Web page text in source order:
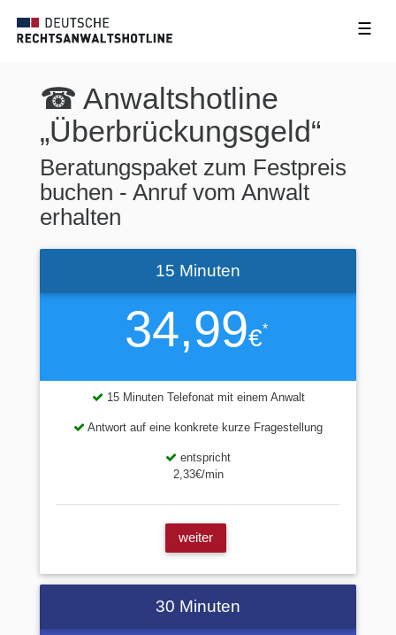
☰
☎ Anwaltshotline
„Überbrückungsgeld“
Beratungspaket zum Festpreis
buchen - Anruf vom Anwalt
erhalten
34,99€*
15 Minuten
15 Minuten Telefonat mit einem Anwalt
Antwort auf eine konkrete kurze Fragestellung
entspricht
2,33€/min
weiter
30 Minuten